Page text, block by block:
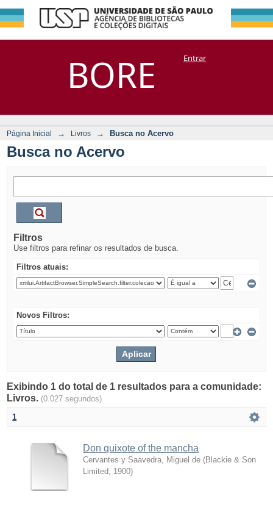
BORE
Busca no Acervo
DSpace/Manakin + CoriscoEntrar
Página Inicial → Livros → Busca no Acervo
Busca no Acervo
Filtros
Use filtros para refinar os resultados de busca.
Filtros atuais:
Novos Filtros:
Exibindo 1 do total de 1 resultados para a comunidade:
Livros. (0.027 segundos)
1
Don quixote of the mancha
Cervantes y Saavedra, Miguel de (Blackie & Son
Limited
1900)